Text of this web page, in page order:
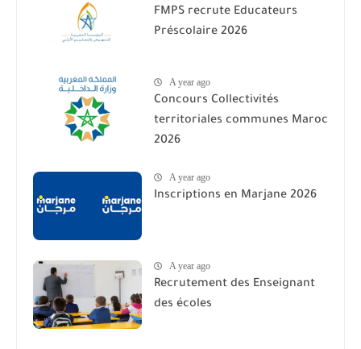
FMPS recrute Educateurs
Préscolaire 2026
A year ago
Concours Collectivités
territoriales communes Maroc
2026
A year ago
Inscriptions en Marjane 2026
A year ago
Recrutement des Enseignant
des écoles